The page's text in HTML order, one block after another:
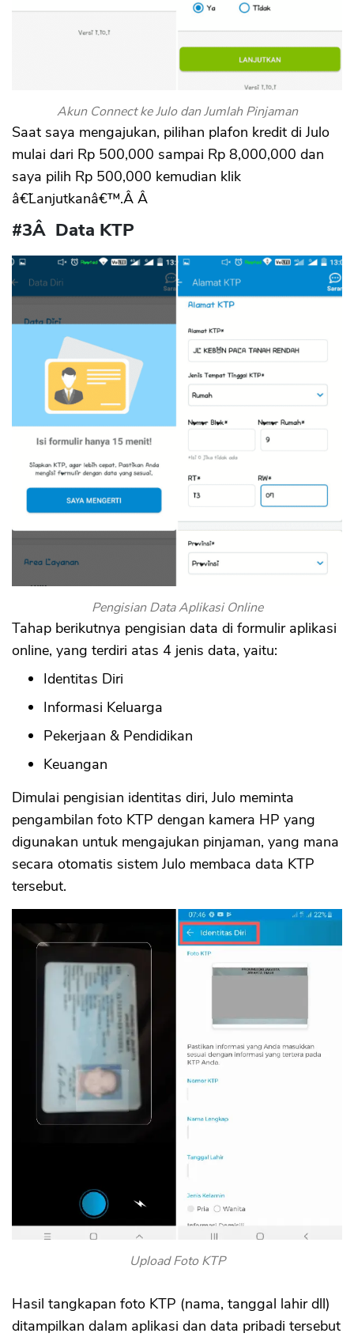
Akun Connect ke Julo dan Jumlah Pinjaman
Saat saya mengajukan, pilihan plafon kredit di Julo
mulai dari Rp 500,000 sampai Rp 8,000,000 dan
saya pilih Rp 500,000 kemudian klik
â€˜Lanjutkanâ€™.Â Â
#3Â Data KTP
Pengisian Data Aplikasi Online
Tahap berikutnya pengisian data di formulir aplikasi
online, yang terdiri atas 4 jenis data, yaitu:
Identitas Diri
Informasi Keluarga
Pekerjaan & Pendidikan
Keuangan
Dimulai pengisian identitas diri, Julo meminta
pengambilan foto KTP dengan kamera HP yang
digunakan untuk mengajukan pinjaman, yang mana
secara otomatis sistem Julo membaca data KTP
tersebut.
Upload Foto KTP
Hasil tangkapan foto KTP (nama, tanggal lahir dll)
ditampilkan dalam aplikasi dan data pribadi tersebut